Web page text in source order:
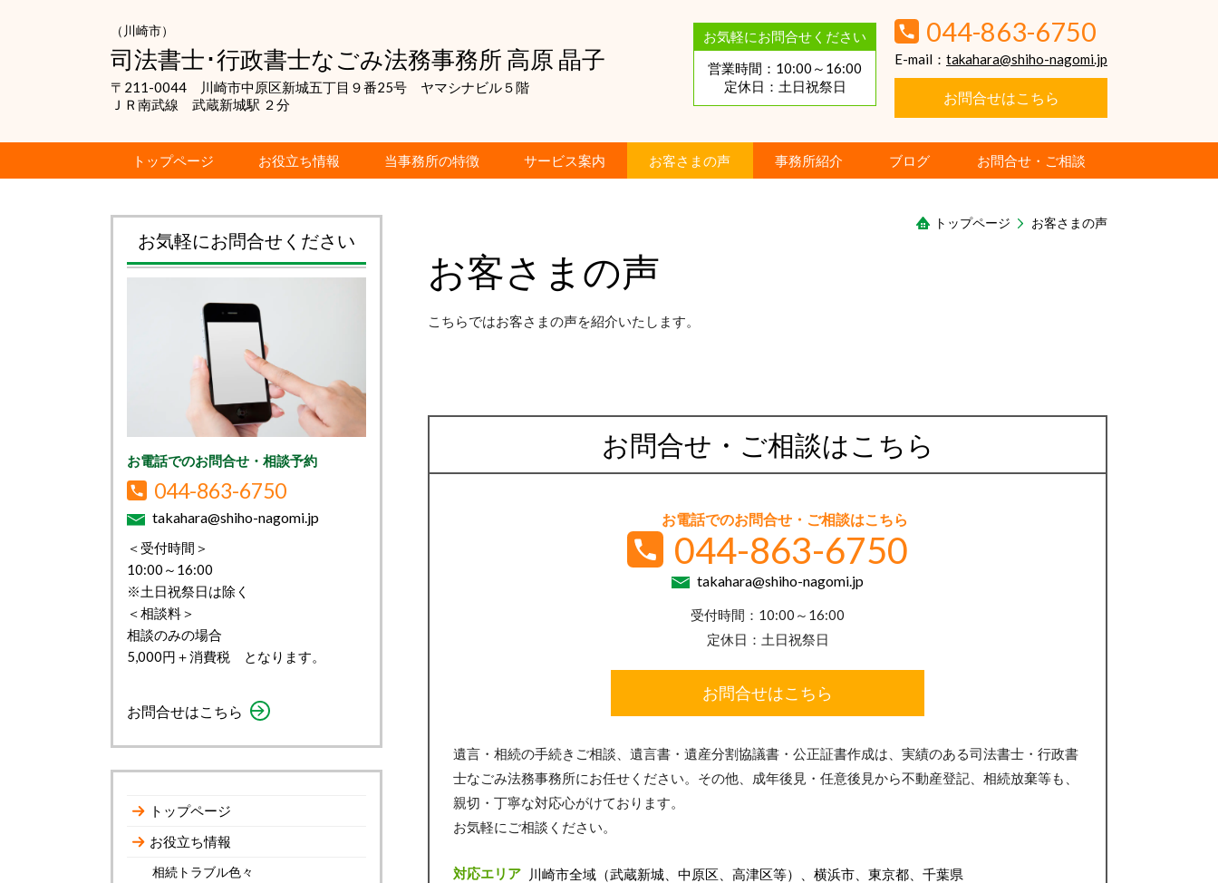
（川崎市）
司法書士･行政書士なごみ法務事務所 高原 晶子
〒211-0044 川崎市中原区新城五丁目９番25号 ヤマシナビル５階
ＪＲ南武線 武蔵新城駅 ２分
お気軽にお問合せください
営業時間：10:00～16:00
定休日：土日祝祭日
044-863-6750
E-mail： takahara@shiho-nagomi.jp
お問合せはこちら
トップページ お役立ち情報 当事務所の特徴 サービス案内 お客さまの声 事務所紹介 ブログ お問合せ・ご相談
トップページ お客さまの声
お客さまの声
こちらではお客さまの声を紹介いたします。
お問合せ・ご相談はこちら
お電話でのお問合せ・ご相談はこちら
044-863-6750
takahara@shiho-nagomi.jp
受付時間：10:00～16:00
定休日：土日祝祭日
お問合せはこちら
遺言・相続の手続きご相談、遺言書・遺産分割協議書・公正証書作成は、実績のある司法書士・行政書
士なごみ法務事務所にお任せください。その他、成年後見・任意後見から不動産登記、相続放棄等も、
親切・丁寧な対応心がけております。
お気軽にご相談ください。
対応エリア 川崎市全域（武蔵新城、中原区、高津区等）、横浜市、東京都、千葉県
お気軽にお問合せください
お電話でのお問合せ・相談予約
044-863-6750
takahara@shiho-nagomi.jp
＜受付時間＞
10:00～16:00
※土日祝祭日は除く
＜相談料＞
相談のみの場合
5,000円＋消費税 となります。
お問合せはこちら
トップページ
お役立ち情報
相続トラブル色々